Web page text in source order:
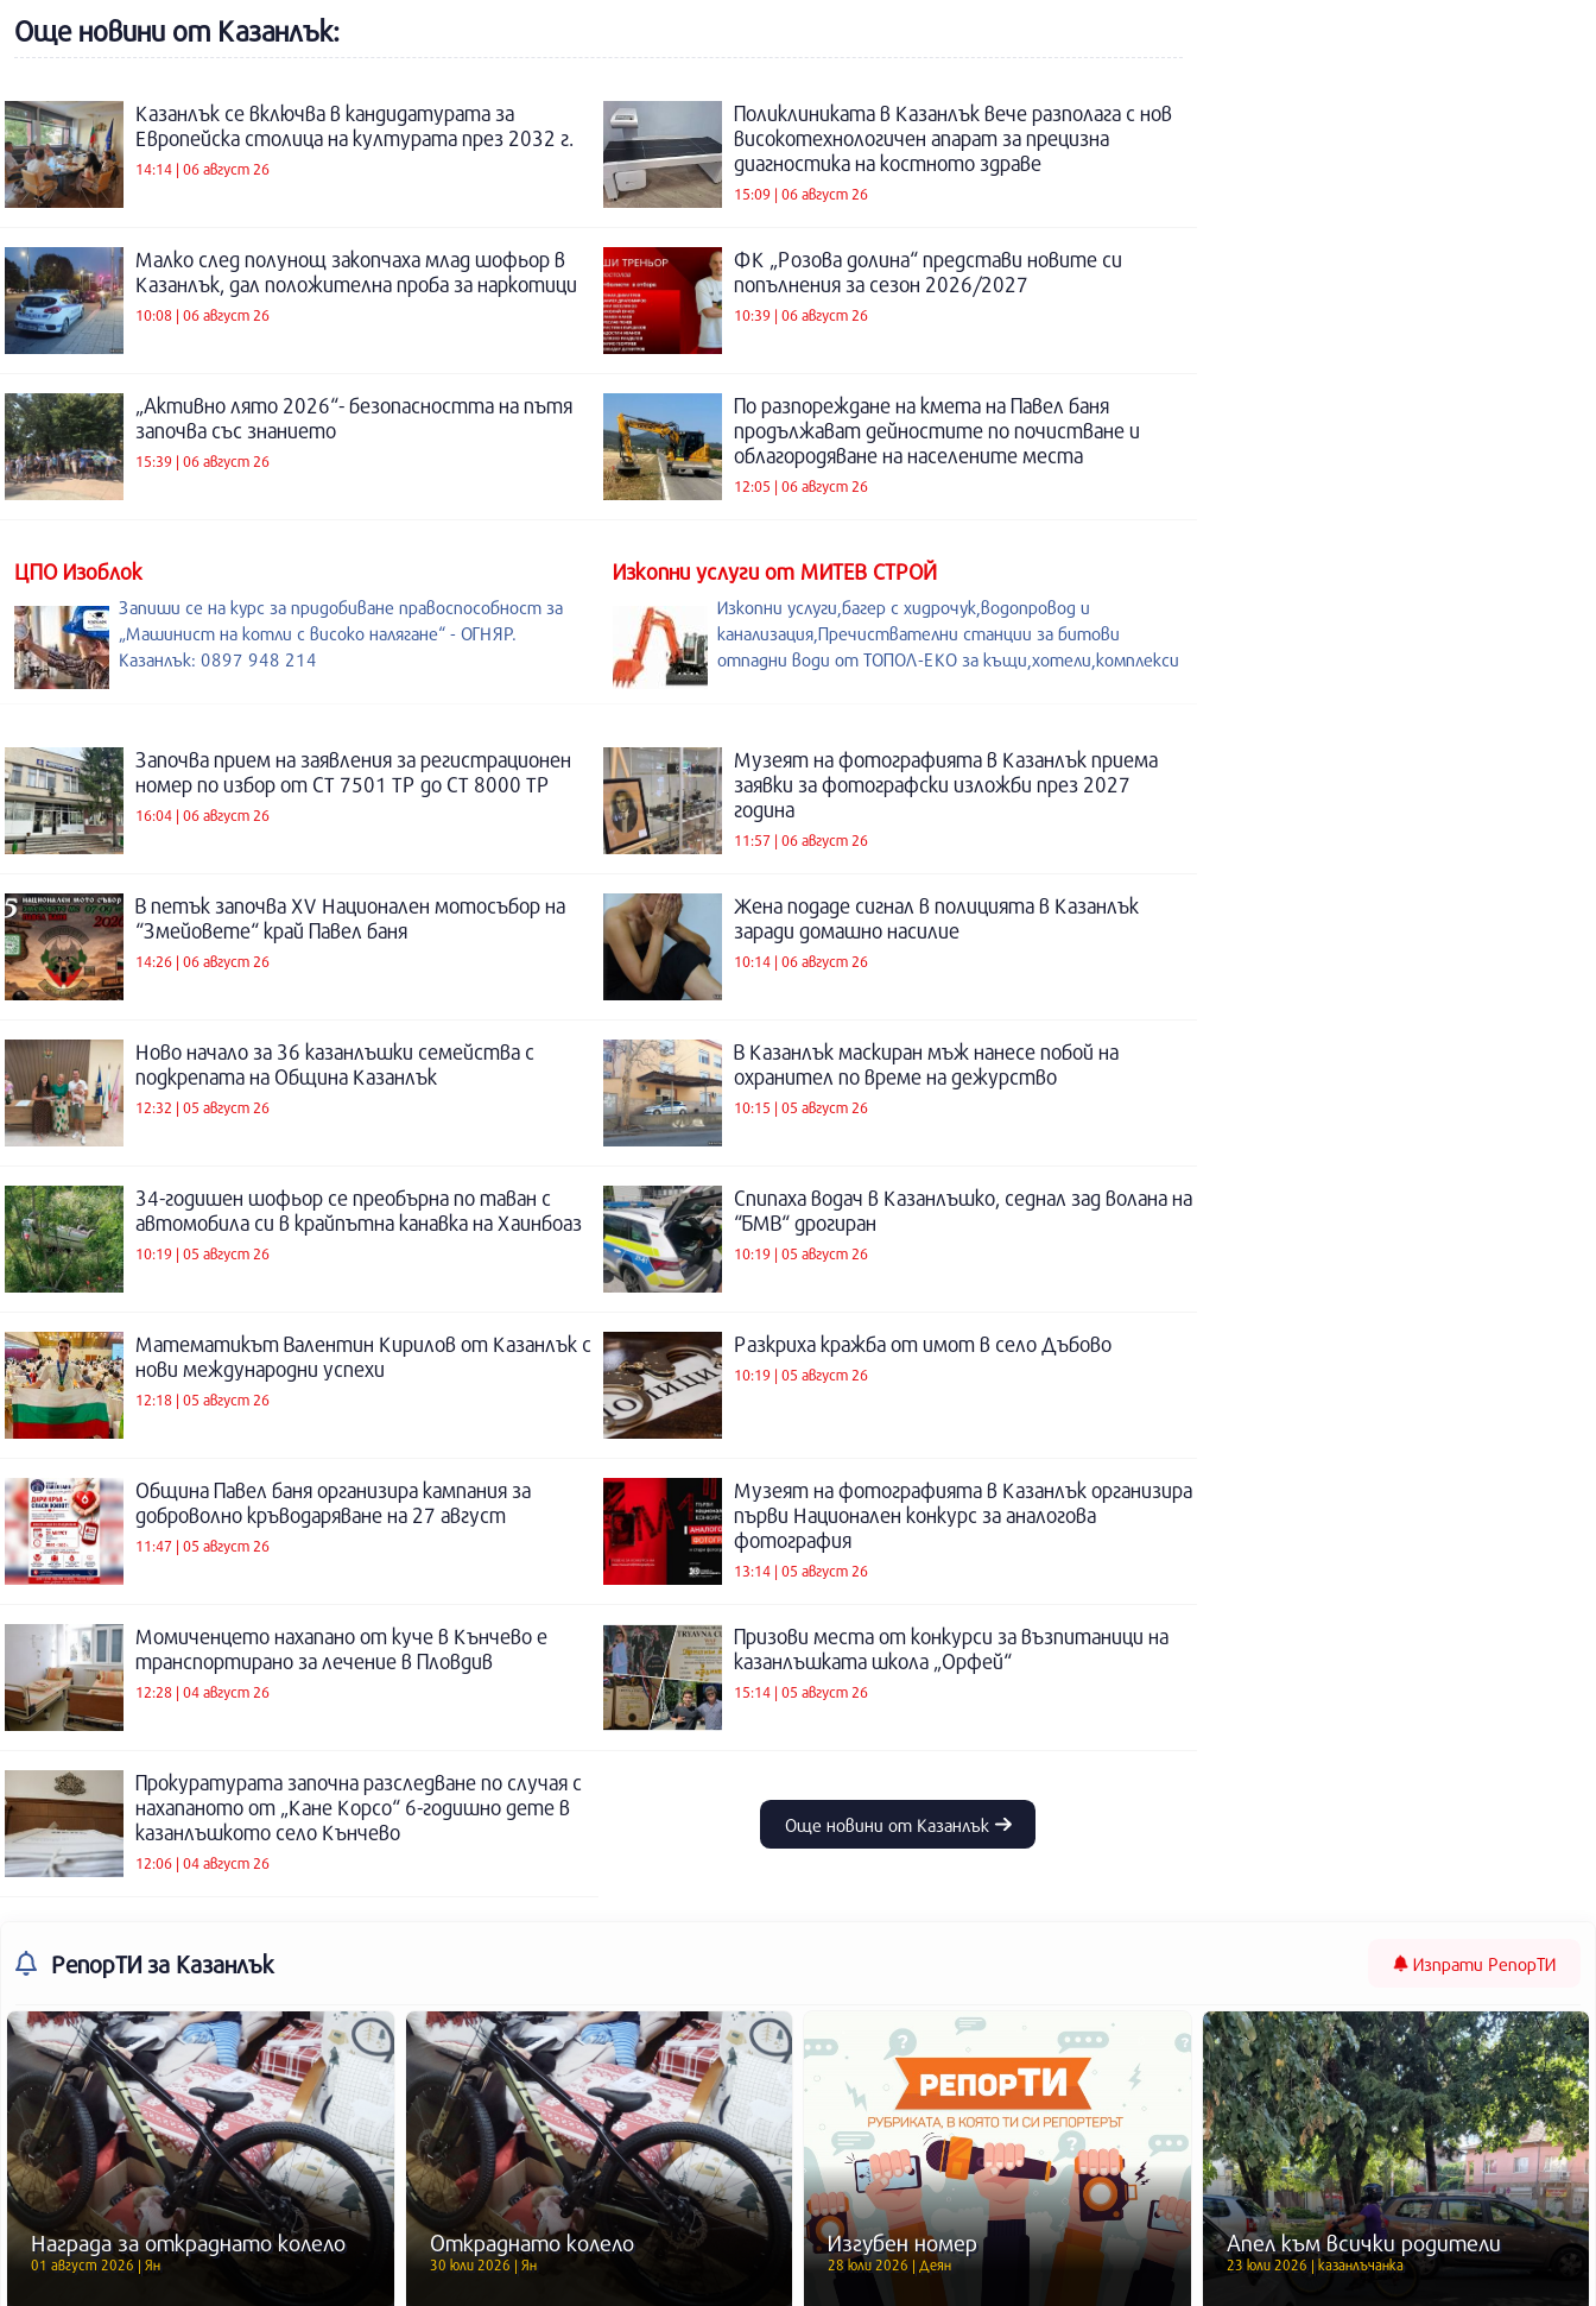
Още новини от Казанлък:
Казанлък се включва в кандидатурата за
Европейска столица на културата през 2032 г.
14:14 | 06 август 26
Поликлиниката в Казанлък вече разполага с нов
високотехнологичен апарат за прецизна
диагностика на костното здраве
15:09 | 06 август 26
Малко след полунощ закопчаха млад шофьор в
Казанлък, дал положителна проба за наркотици
10:08 | 06 август 26
ФК „Розова долина“ представи новите си
попълнения за сезон 2026/2027
10:39 | 06 август 26
„Активно лято 2026“- безопасността на пътя
започва със знанието
15:39 | 06 август 26
По разпореждане на кмета на Павел баня
продължават дейностите по почистване и
облагородяване на населените места
12:05 | 06 август 26
ЦПО Изоблок
Запиши се на курс за придобиване правоспособност за
„Машинист на котли с високо налягане“ - ОГНЯР.
Казанлък: 0897 948 214
Изкопни услуги от МИТЕВ СТРОЙ
Изкопни услуги,багер с хидрочук,водопровод и
канализация,Пречиствателни станции за битови
отпадни води от ТОПОЛ-ЕКО за къщи,хотели,комплекси
Започва прием на заявления за регистрационен
номер по избор от СТ 7501 ТР до СТ 8000 ТР
16:04 | 06 август 26
Музеят на фотографията в Казанлък приема
заявки за фотографски изложби през 2027
година
11:57 | 06 август 26
В петък започва XV Национален мотосъбор на
“Змейовете“ край Павел баня
14:26 | 06 август 26
Жена подаде сигнал в полицията в Казанлък
заради домашно насилие
10:14 | 06 август 26
Ново начало за 36 казанлъшки семейства с
подкрепата на Община Казанлък
12:32 | 05 август 26
В Казанлък маскиран мъж нанесе побой на
охранител по време на дежурство
10:15 | 05 август 26
34-годишен шофьор се преобърна по таван с
автомобила си в крайпътна канавка на Хаинбоаз
10:19 | 05 август 26
Спипаха водач в Казанлъшко, седнал зад волана на
“БМВ“ дрогиран
10:19 | 05 август 26
Математикът Валентин Кирилов от Казанлък с
нови международни успехи
12:18 | 05 август 26
Разкриха кражба от имот в село Дъбово
10:19 | 05 август 26
Община Павел баня организира кампания за
доброволно кръводаряване на 27 август
11:47 | 05 август 26
Музеят на фотографията в Казанлък организира
първи Национален конкурс за аналогова
фотография
13:14 | 05 август 26
Момиченцето нахапано от куче в Кънчево е
транспортирано за лечение в Пловдив
12:28 | 04 август 26
Призови места от конкурси за възпитаници на
казанлъшката школа „Орфей“
15:14 | 05 август 26
Прокуратурата започна разследване по случая с
нахапаното от „Кане Корсо“ 6-годишно дете в
казанлъшкото село Кънчево
12:06 | 04 август 26
Още новини от Казанлък
РепорТИ за Казанлък Изпрати РепорТИ
Награда за откраднато колело
01 август 2026 | Ян
Откраднато колело
30 юли 2026 | Ян
Изгубен номер
28 юли 2026 | Деян
Апел към всички родители
23 юли 2026 | казанлъчанка